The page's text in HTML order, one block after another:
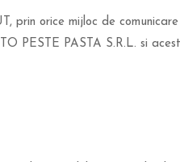
prin orice mijloc de
PESTE PASTA S.R.L. si